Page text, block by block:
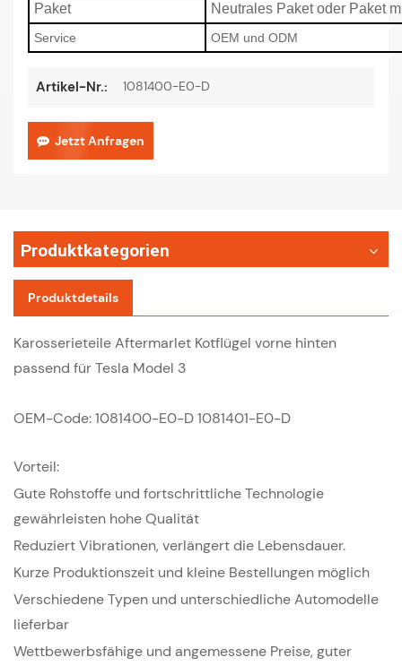
Paket
Neutrales Paket oder Paket
Service OEM und ODM
Artikel-Nr.: 1081400-E0-D
Jetzt Anfragen
Produktkategorien
Produktdetails
Karosserieteile Aftermarlet Kotflügel vorne hinten
passend für Tesla Model 3
OEM-Code: 1081400-E0-D 1081401-E0-D
Vorteil:
Gute Rohstoffe und fortschrittliche Technologie
gewährleisten hohe Qualität
Reduziert Vibrationen, verlängert die Lebensdauer.
Kurze Produktionszeit und kleine Bestellungen möglich
Verschiedene Typen und unterschiedliche Automodelle
lieferbar
Wettbewerbsfähige und angemessene Preise, guter